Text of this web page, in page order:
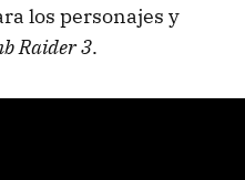
los personajes y
Raider 3.